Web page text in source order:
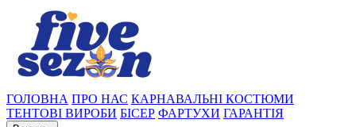
ГОЛОВНА ПРО НАС КАРНАВАЛЬНІ КОСТЮМИ
ТЕНТОВІ ВИРОБИ БІСЕР ФАРТУХИ ГАРАНТІЯ